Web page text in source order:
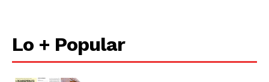
Lo + Popular